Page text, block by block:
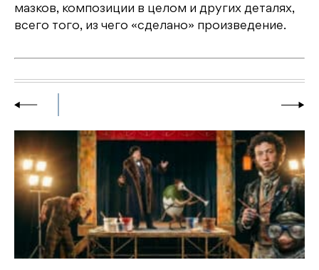
мазков, композиции в целом и других деталях,
всего того, из чего «сделано» произведение.